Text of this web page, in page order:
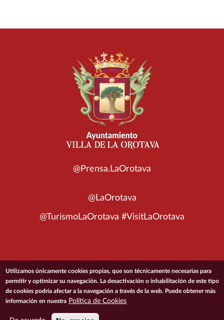
@Prensa.LaOrotava
@LaOrotava
@TurismoLaOrotava #VisitLaOrotava
© 2026 Ayuntamiento de la Villa de La Orotava
ACCESIBILIDADCONDICIONES DE USOPOLÍTICA DE PRIVACIDAD
Utilizamos únicamente cookies propias, que son técnicamente necesarias para
permitir y optimizar su navegación. La desactivación o inhabilitación de este tipo
de cookies podría afectar a la navegación a través de la web. Puede obtener más
información en nuestra Política de Cookies